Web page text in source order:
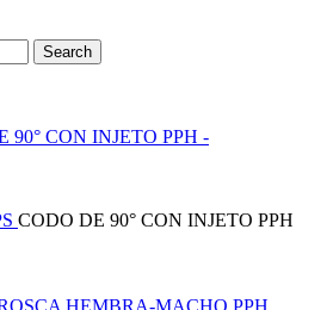
Search
CODO DE 90° CON INJETO PPH